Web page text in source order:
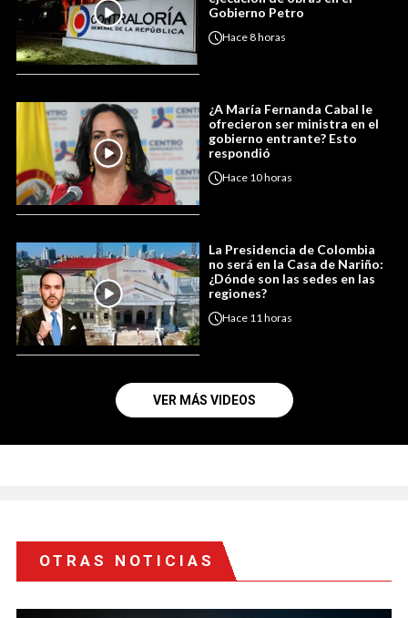
Gobierno Petro
Hace8 horas
¿A María Fernanda Cabal le
ofrecieron ser ministra en el
gobierno entrante? Esto
respondió
Hace 10 horas
La Presidencia de Colombia
no será en la Casa de Nariño:
¿Dónde son las sedes en las
regiones?
Hace 11 horas
VER MÁS VIDEOS
OTRAS NOTICIAS